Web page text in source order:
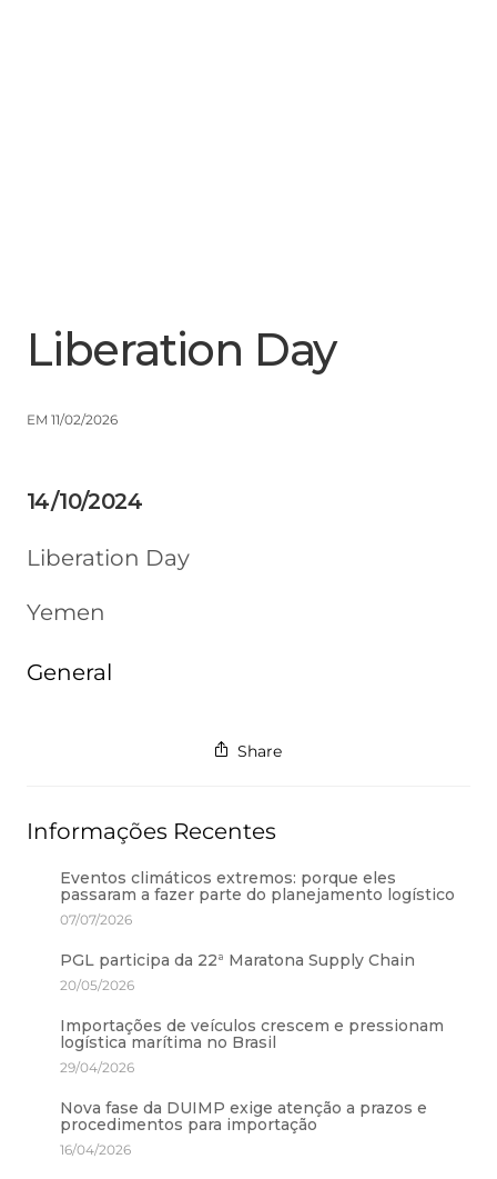
Liberation Day
EM 11/02/2026
14/10/2024
Liberation Day
Yemen
General
Share
Informações Recentes
Eventos climáticos extremos: porque eles
passaram a fazer parte do planejamento logístico
07/07/2026
PGL participa da 22ª Maratona Supply Chain
20/05/2026
Importações de veículos crescem e pressionam
logística marítima no Brasil
29/04/2026
Nova fase da DUIMP exige atenção a prazos e
procedimentos para importação
16/04/2026